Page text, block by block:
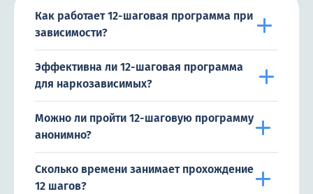
Как работает 12-шаговая программа при
зависимости?
Эффективна ли 12-шаговая программа
для наркозависимых?
Можно ли пройти 12-шаговую программу
анонимно?
Сколько времени занимает прохождение
12 шагов?